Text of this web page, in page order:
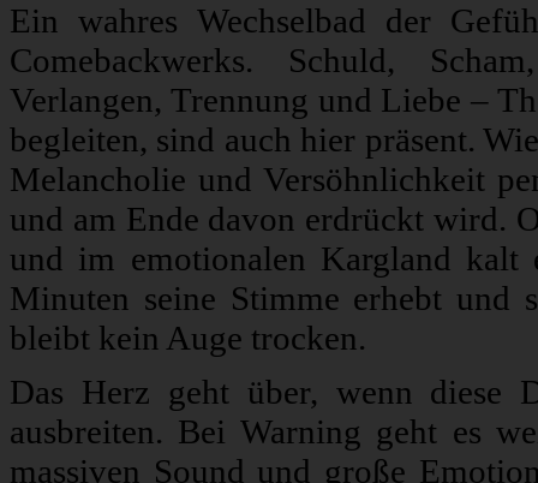
Ein wahres Wechselbad der
Comebackwerks. Schuld,
Verlangen, Trennung und Liebe –
begleiten, sind auch hier präsent.
Melancholie und Versöhnlichkeit
und am Ende davon erdrückt wird.
und im emotionalen Kargland
Minuten seine Stimme erhebt und
bleibt kein Auge trocken.
Das Herz geht über, wenn diese
ausbreiten. Bei Warning geht es
massiven Sound und große